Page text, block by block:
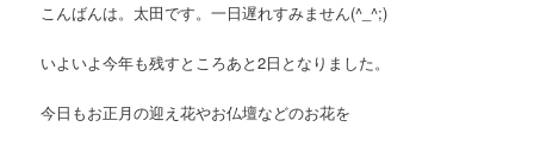
こんばんは。太田です。一日遅れすみません(^_^;)
いよいよ今年も残すところあと2日となりました。
今日もお正月の迎え花やお仏壇などのお花を